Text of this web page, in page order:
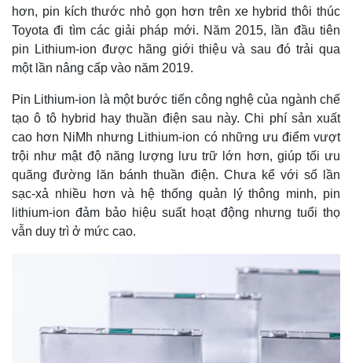
hơn, pin kích thước nhỏ gọn hơn trên xe hybrid thôi thúc
Toyota đi tìm các giải pháp mới. Năm 2015, lần đầu tiên
pin Lithium-ion được hãng giới thiệu và sau đó trải qua
một lần nâng cấp vào năm 2019.
Pin Lithium-ion là một bước tiến công nghệ của ngành chế
tạo ô tô hybrid hay thuần điện sau này. Chi phí sản xuất
cao hơn NiMh nhưng Lithium-ion có những ưu điểm vượt
trội như mật độ năng lượng lưu trữ lớn hơn, giúp tối ưu
quãng đường lăn bánh thuần điện. Chưa kể với số lần
sạc-xả nhiều hơn và hệ thống quản lý thông minh, pin
lithium-ion đảm bảo hiệu suất hoạt động nhưng tuổi thọ
vẫn duy trì ở mức cao.